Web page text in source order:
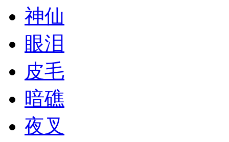
神仙
眼泪
皮毛
暗礁
夜叉